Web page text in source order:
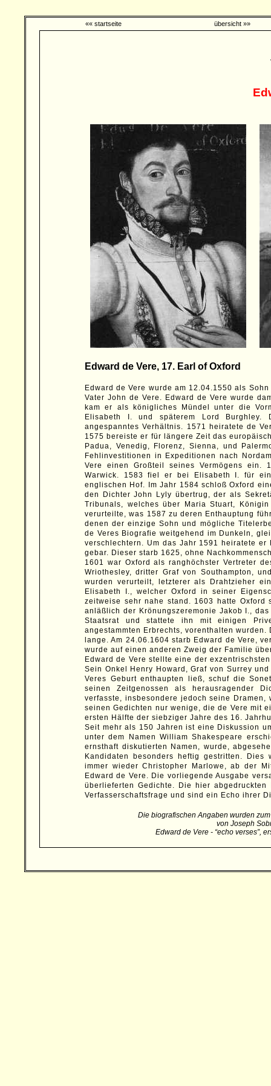
«« startseite übersicht »»
Edward de Vere, 17. Earl of Oxford
Edward de Vere wurde am 12.04.1550 als
Vater John de Vere. Edward de Vere wurde
kam er als königliches Mündel unter die
Elisabeth I. und späterem Lord
angespanntes Verhältnis. 1571 heiratete de
1575 bereiste er für längere Zeit das
Padua, Venedig, Florenz, Sienna, und
Fehlinvestitionen in Expeditionen nach
Vere einen Großteil seines Vermögens ein.
Warwick. 1583 fiel er bei Elisabeth I. für
englischen Hof. Im Jahr 1584 schloß Oxford
den Dichter John Lyly übertrug, der als
Tribunals, welches über Maria Stuart,
verurteilte, was 1587 zu deren Enthauptung
denen der einzige Sohn und mögliche
de Veres Biografie weitgehend im Dunkeln,
verschlechtern. Um das Jahr 1591 heiratete
gebar. Dieser starb 1625, ohne
1601 war Oxford als ranghöchster Vertreter
Wriothesley, dritter Graf von Southampton,
wurden verurteilt, letzterer als Drahtzieher
Elisabeth I., welcher Oxford in seiner
zeitweise sehr nahe stand. 1603 hatte
anläßlich der Krönungszeremonie Jakob I.,
Staatsrat und stattete ihn mit einigen
angestammten Erbrechts, vorenthalten
lange. Am 24.06.1604 starb Edward de Vere,
wurde auf einen anderen Zweig der Familie
Edward de Vere stellte eine der
Sein Onkel Henry Howard, Graf von Surrey
Veres Geburt enthaupten ließ, schuf die
seinen Zeitgenossen als herausragender
verfasste, insbesondere jedoch seine
seinen Gedichten nur wenige, die de Vere mit
ersten Hälfte der siebziger Jahre des 16.
Seit mehr als 150 Jahren ist eine Diskussion
unter dem Namen William Shakespeare
ernsthaft diskutierten Namen, wurde,
Kandidaten besonders heftig gestritten.
immer wieder Christopher Marlowe, ab der
Edward de Vere. Die vorliegende Ausgabe
überlieferten Gedichte. Die hier
Verfasserschaftsfrage und sind ein Echo ihrer
Die biografischen Angaben wurden
von Joseph
Edward de Vere - “echo verses”,